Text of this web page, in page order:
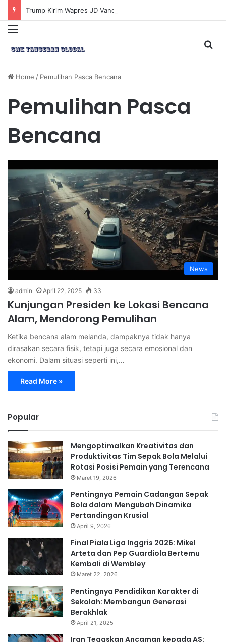
Menu
Home / Pemulihan Pasca Bencana
Pemulihan Pasca
Bencana
News
admin April 22, 2025 33
Kunjungan Presiden ke Lokasi Bencana
Alam, Mendorong Pemulihan
Ketika bencana alam melanda, dampaknya tidak hanya
dirasakan secara fisik, tetapi juga secara emosional dan
ekonomi. Dalam situasi seperti ini,…
Read More »
Popular
Mengoptimalkan Kreativitas dan
Produktivitas Tim Sepak Bola Melalui
Rotasi Posisi Pemain yang Terencana
Maret 19, 2026
Pentingnya Pemain Cadangan Sepak
Bola dalam Mengubah Dinamika
Pertandingan Krusial
April 9, 2026
Final Piala Liga Inggris 2026: Mikel
Arteta dan Pep Guardiola Bertemu
Kembali di Wembley
Maret 22, 2026
Pentingnya Pendidikan Karakter di
Sekolah: Membangun Generasi
Berakhlak
April 21, 2025
Iran Tegaskan Ancaman kepada AS: